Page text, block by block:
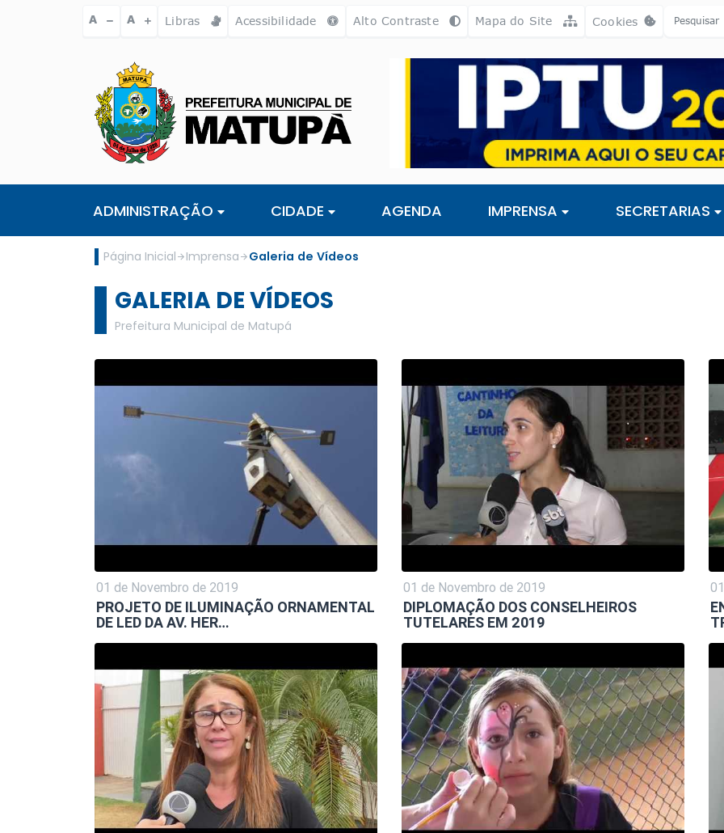
Ir para o conteúdo [alt+1] Ir para o menu [alt+2] Ir para a busca [alt+3] Ir para o rodapé [alt+4]
A A Libras Acessibilidade Alto Contraste Mapa do Site Cookies
Abrir
ADMINISTRAÇÃO CIDADE AGENDA IMPRENSA SECRETARIAS
Página Inicial Imprensa Galeria de Vídeos
GALERIA DE VÍDEOS
Prefeitura Municipal de Matupá
01 de Novembro de 2019
PROJETO DE ILUMINAÇÃO ORNAMENTAL
DE LED DA AV. HER…
01 de Novembro de 2019
DIPLOMAÇÃO DOS CONSELHEIROS
TUTELARES EM 2019